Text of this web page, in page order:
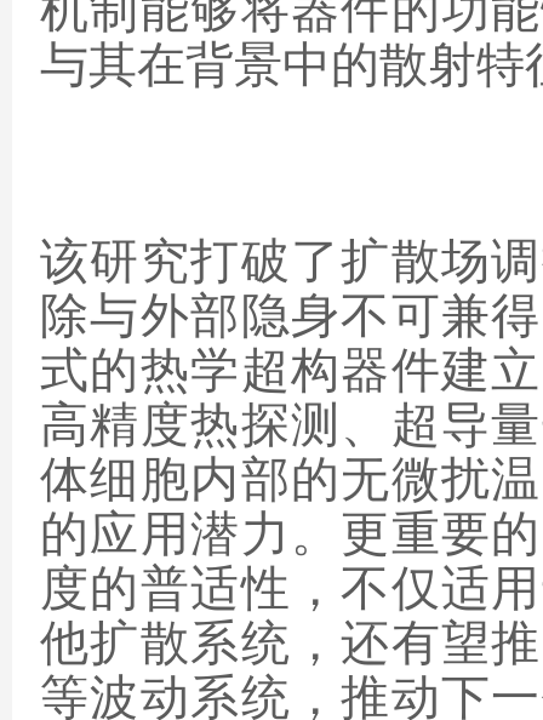
与其在背景中的散射特
该研究打破了扩散场
除与外部隐身不可兼
式的热学超构器件建
高精度热探测、超导
体细胞内部的无微扰
的应用潜力。更重要
度的普适性，不仅适
他扩散系统，还有望
等波动系统，推动下